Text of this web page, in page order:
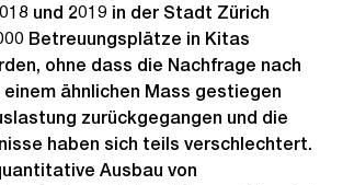
und 2019 in der Stadt Zürich
Betreuungsplätze in Kitas
ohne dass die Nachfrage nach
ähnlichen Mass gestiegen
zurückgegangen und die
haben sich teils verschlechtert.
Ausbau von